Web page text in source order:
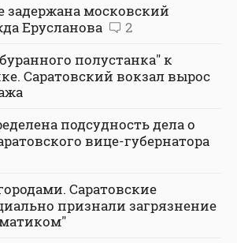
задержана московский
Ерусланова
2
полустанка" к
Саратовский вокзал вырос
подсудность дела о
вице-губернатора
Саратовские
признали загрязнение